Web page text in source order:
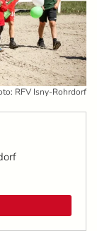
RFV Isny-Rohrdorf